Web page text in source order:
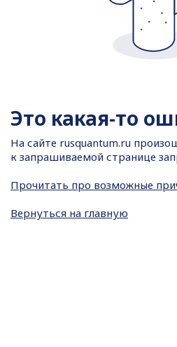
Это какая-то
На сайте rusquantum.ru
к запрашиваемой странице
Прочитать про возможные
Вернуться на главную